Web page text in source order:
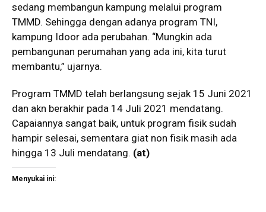
sedang membangun kampung melalui program
TMMD. Sehingga dengan adanya program TNI,
kampung Idoor ada perubahan. “Mungkin ada
pembangunan perumahan yang ada ini, kita turut
membantu,” ujarnya.
Program TMMD telah berlangsung sejak 15 Juni 2021
dan akn berakhir pada 14 Juli 2021 mendatang.
Capaiannya sangat baik, untuk program fisik sudah
hampir selesai, sementara giat non fisik masih ada
hingga 13 Juli mendatang. (at)
Menyukai ini: